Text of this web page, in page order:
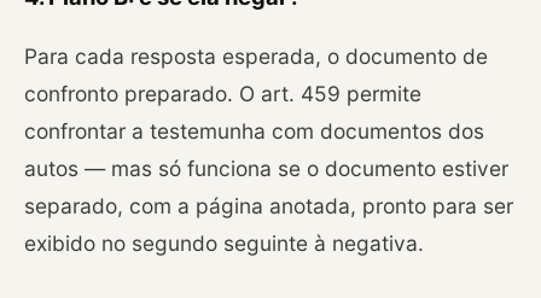
Para cada resposta esperada, o documento de
confronto preparado. O art. 459 permite
confrontar a testemunha com documentos dos
autos — mas só funciona se o documento estiver
separado, com a página anotada, pronto para ser
exibido no segundo seguinte à negativa.